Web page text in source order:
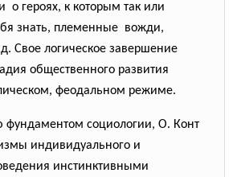
о героях, к которым так или
знать, племенные вожди,
Свое логическое завершение
общественного развития
феодальном режиме.
фундаментом социологии, О. Конт
индивидуального и
инстинктивными